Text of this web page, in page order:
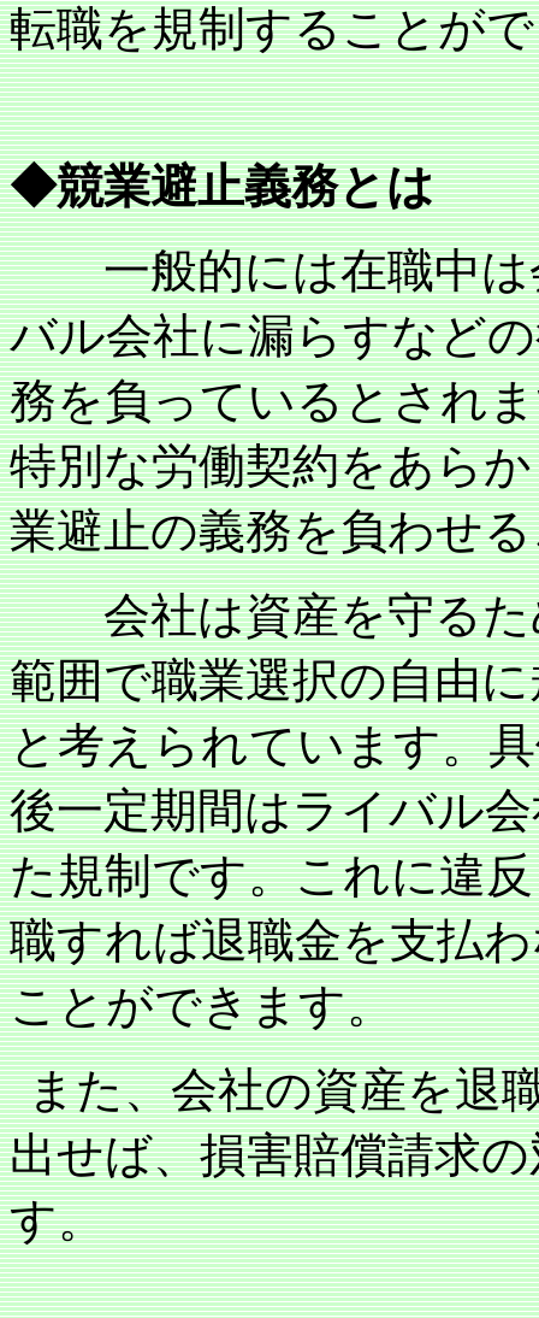
転職を規制することが
◆競業避止義務とは
一般的には在職中は
バル会社に漏らすなど
務を負っているとされ
特別な労働契約をあら
業避止の義務を負わせ
会社は資産を守るた
範囲で職業選択の自由
と考えられています。
後一定期間はライバル
た規制です。これに違
職すれば退職金を支払
ことができます。
また、会社の資産を退
出せば、損害賠償請求
す。